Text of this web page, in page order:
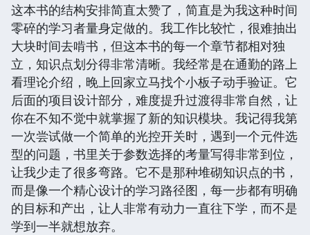
这本书的结构安排简直太赞了，简直是为我这种时间
零碎的学习者量身定做的。我工作比较忙，很难抽出
大块时间去啃书，但这本书的每一个章节都相对独
立，知识点划分得非常清晰。我经常是在通勤的路上
看理论介绍，晚上回家立马找个小板子动手验证。它
后面的项目设计部分，难度提升过渡得非常自然，让
你在不知不觉中就掌握了新的知识模块。我记得我第
一次尝试做一个简单的光控开关时，遇到一个元件选
型的问题，书里关于参数选择的考量写得非常到位，
让我少走了很多弯路。它不是那种堆砌知识点的书，
而是像一个精心设计的学习路径图，每一步都有明确
的目标和产出，让人非常有动力一直往下学，而不是
学到一半就想放弃。